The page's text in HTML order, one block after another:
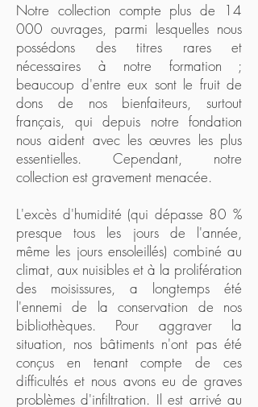
Notre collection compte plus de 14
000 ouvrages, parmi lesquelles nous
possédons des titres rares et
nécessaires à notre formation ;
beaucoup d'entre eux sont le fruit de
dons de nos bienfaiteurs, surtout
français, qui depuis notre fondation
nous aident avec les œuvres les plus
essentielles. Cependant, notre
collection est gravement menacée.
L'excès d'humidité (qui dépasse 80 %
presque tous les jours de l'année,
même les jours ensoleillés) combiné au
climat, aux nuisibles et à la prolifération
des moisissures, a longtemps été
l'ennemi de la conservation de nos
bibliothèques. Pour aggraver la
situation, nos bâtiments n'ont pas été
conçus en tenant compte de ces
difficultés et nous avons eu de graves
problèmes d'infiltration. Il est arrivé au